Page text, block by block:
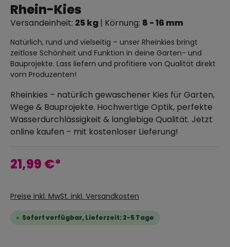
Rhein-Kies
Versandeinheit: 25 kg | Körnung: 8 - 16 mm
Natürlich, rund und vielseitig – unser Rheinkies bringt
zeitlose Schönheit und Funktion in deine Garten- und
Bauprojekte. Lass liefern und profitiere von Qualität direkt
vom Produzenten!
Rheinkies – natürlich gewaschener Kies für Garten,
Wege & Bauprojekte. Hochwertige Optik, perfekte
Wasserdurchlässigkeit & langlebige Qualität. Jetzt
online kaufen – mit kostenloser Lieferung!
21,99 €*
Preise inkl. MwSt. inkl. Versandkosten
Sofort verfügbar, Lieferzeit: 2-5 Tage